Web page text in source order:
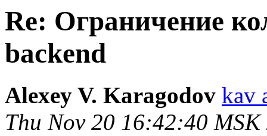
Re: Ограничение
backend
Alexey V. Karagodov kav
Thu Nov 20 16:42:40 MSK